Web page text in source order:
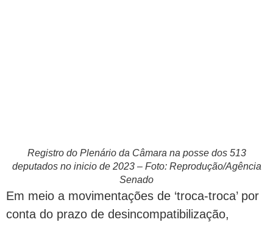
Registro do Plenário da Câmara na posse dos 513
deputados no inicio de 2023 – Foto: Reprodução/Agência
Senado
Em meio a movimentações de ‘troca-troca’ por
conta do prazo de desincompatibilização,